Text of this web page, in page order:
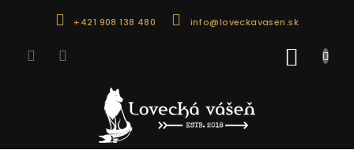
+421 908 138 480 info@loveckavasen.sk